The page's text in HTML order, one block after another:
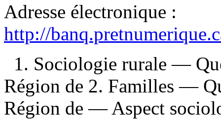
Adresse électronique :
http://
1. Sociologie rurale —
Région de 2. Familles —
Région de — Aspect